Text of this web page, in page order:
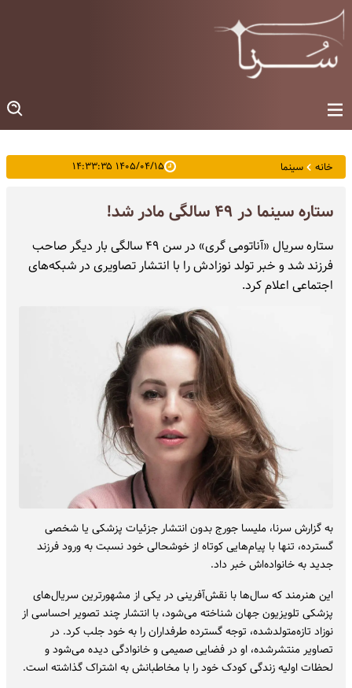
خانه سینما ۱۴۰۵/۰۴/۱۵ ۱۴:۳۳:۳۵
ستاره سینما در ۴۹ سالگی مادر شد!
ستاره سریال «آناتومی گری» در سن ۴۹ سالگی بار دیگر صاحب
فرزند شد و خبر تولد نوزادش را با انتشار تصاویری در شبکه‌های
اجتماعی اعلام کرد.
به گزارش سرنا، ملیسا جورج بدون انتشار جزئیات پزشکی یا شخصی
گسترده، تنها با پیام‌هایی کوتاه از خوشحالی خود نسبت به ورود فرزند
جدید به خانواده‌اش خبر داد.
این هنرمند که سال‌ها با نقش‌آفرینی در یکی از مشهورترین سریال‌های
پزشکی تلویزیون جهان شناخته می‌شود، با انتشار چند تصویر احساسی از
نوزاد تازه‌متولدشده، توجه گسترده طرفداران را به خود جلب کرد. در
تصاویر منتشرشده، او در فضایی صمیمی و خانوادگی دیده می‌شود و
لحظات اولیه زندگی کودک خود را با مخاطبانش به اشتراک گذاشته است.